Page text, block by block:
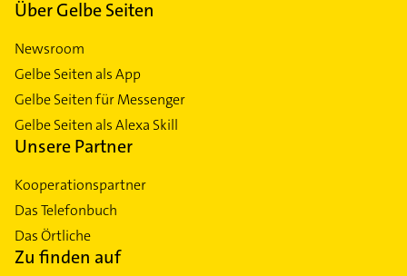
Über Gelbe Seiten
Newsroom
Gelbe Seiten als App
Gelbe Seiten für Messenger
Gelbe Seiten als Alexa Skill
Unsere Partner
Kooperationspartner
Das Telefonbuch
Das Örtliche
Zu finden auf